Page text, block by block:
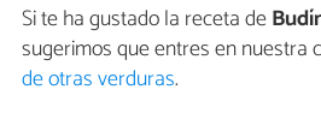
Si te ha gustado la receta de
sugerimos que entres en nuestra
de otras verduras.